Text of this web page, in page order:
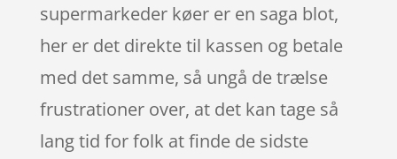
supermarkeder køer er en saga blot,
her er det direkte til kassen og betale
med det samme, så ungå de trælse
frustrationer over, at det kan tage så
lang tid for folk at finde de sidste